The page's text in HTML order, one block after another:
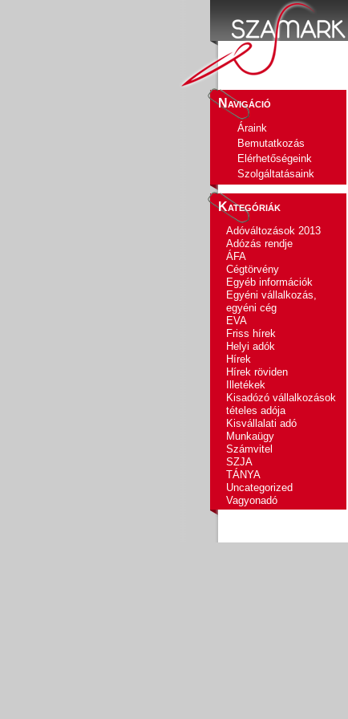
Navigáció
Áraink
Bemutatkozás
Elérhetőségeink
Szolgáltatásaink
Kategóriák
Adóváltozások 2013
Adózás rendje
ÁFA
Cégtörvény
Egyéb információk
Egyéni vállalkozás,
egyéni cég
EVA
Friss hírek
Helyi adók
Hírek
Hírek röviden
Illetékek
Kisadózó vállalkozások
tételes adója
Kisvállalati adó
Munkaügy
Számvitel
SZJA
TÁNYA
Uncategorized
Vagyonadó